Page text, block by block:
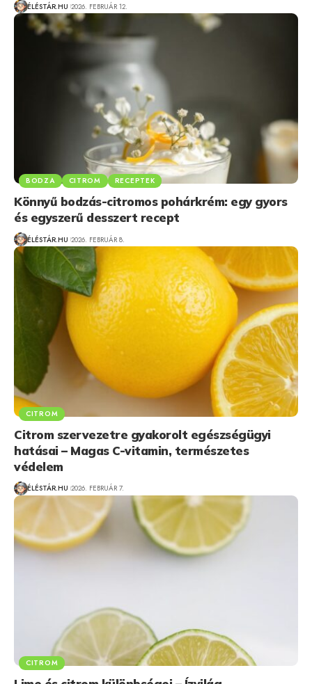
ÉLÉSTÁR.HU 2026. FEBRUÁR 12.
BODZA CITROM RECEPTEK
Könnyű bodzás-citromos pohárkrém: egy gyors
és egyszerű desszert recept
ÉLÉSTÁR.HU 2026. FEBRUÁR 8.
CITROM
Citrom szervezetre gyakorolt egészségügyi
hatásai – Magas C-vitamin, természetes
védelem
ÉLÉSTÁR.HU 2026. FEBRUÁR 7.
CITROM